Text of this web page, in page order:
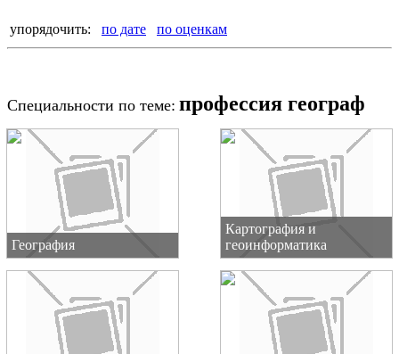
упорядочить: по дате по оценкам
Специальности по теме: профессия географ
География
Картография и
геоинформатика